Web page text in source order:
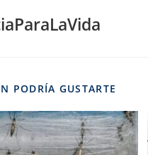
PODRÍA GUSTARTE